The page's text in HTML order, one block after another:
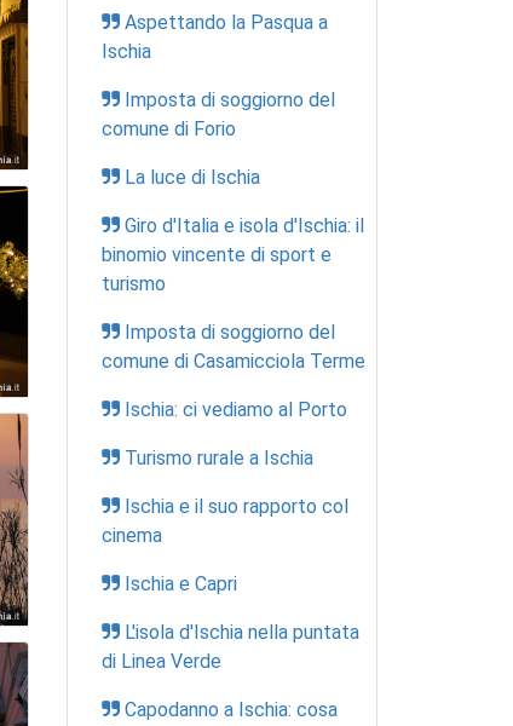
Aspettando la Pasqua a
Ischia
Imposta di soggiorno del
comune di Forio
La luce di Ischia
Giro d'Italia e isola d'Ischia: il
binomio vincente di sport e
turismo
Imposta di soggiorno del
comune di Casamicciola Terme
Ischia: ci vediamo al Porto
Turismo rurale a Ischia
Ischia e il suo rapporto col
cinema
Ischia e Capri
L'isola d'Ischia nella puntata
di Linea Verde
Capodanno a Ischia: cosa